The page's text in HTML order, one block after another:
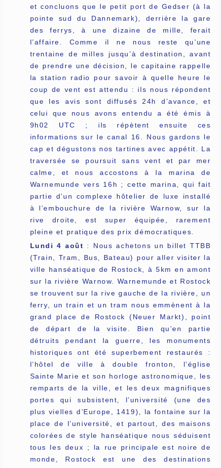
et concluons que le petit port de Gedser (à la
pointe sud du Dannemark), derrière la gare
des ferrys, à une dizaine de mille, ferait
l’affaire. Comme il ne nous reste qu’une
trentaine de milles jusqu’à destination, avant
de prendre une décision, le capitaine rappelle
la station radio pour savoir à quelle heure le
coup de vent est attendu : ils nous répondent
que les avis sont diffusés 24h d’avance, et
celui que nous avons entendu a été émis à
9h02 UTC ; ils répètent ensuite ces
informations sur le canal 16. Nous gardons le
cap et dégustons nos tartines avec appétit. La
traversée se poursuit sans vent et par mer
calme, et nous accostons à la marina de
Warnemunde vers 16h ; cette marina, qui fait
partie d’un complexe hôtelier de luxe installé
à l’embouchure de la rivière Warnow, sur la
rive droite, est super équipée, rarement
pleine et pratique des prix démocratiques.
Lundi 4 août : Nous achetons un billet TTBB
(Train, Tram, Bus, Bateau) pour aller visiter la
ville hanséatique de Rostock, à 5km en amont
sur la rivière Warnow. Warnemunde et Rostock
se trouvent sur la rive gauche de la rivière, un
ferry, un train et un tram nous emmènent à la
grand place de Rostock (Neuer Markt), point
de départ de la visite. Bien qu’en partie
détruits pendant la guerre, les monuments
historiques ont été superbement restaurés :
l’hôtel de ville à double fronton, l’église
Sainte Marie et son horloge astronomique, les
remparts de la ville, et les deux magnifiques
portes qui subsistent, l’université (une des
plus vielles d’Europe, 1419), la fontaine sur la
place de l’université, et partout, des maisons
colorées de style hanséatique nous séduisent
tous les deux ; la rue principale est noire de
monde, Rostock est une des destinations